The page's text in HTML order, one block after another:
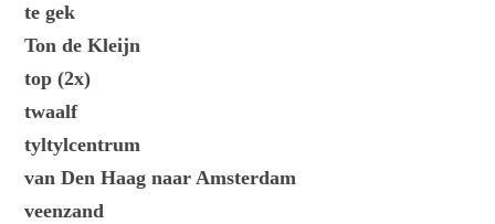
te gek
Ton de Kleijn
top (2x)
twaalf
tyltylcentrum
van Den Haag naar Amsterdam
veenzand